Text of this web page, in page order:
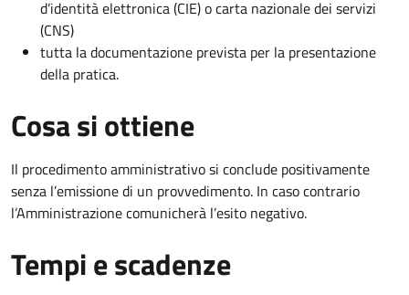
d’identità elettronica (CIE) o carta nazionale dei servizi
(CNS)
tutta la documentazione prevista per la presentazione
della pratica.
Cosa si ottiene
Il procedimento amministrativo si conclude positivamente
senza l’emissione di un provvedimento. In caso contrario
l’Amministrazione comunicherà l’esito negativo.
Tempi e scadenze